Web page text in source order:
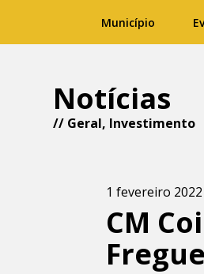
Município
Notícias
// Geral, Investimento
1 fevereiro 2022
CM